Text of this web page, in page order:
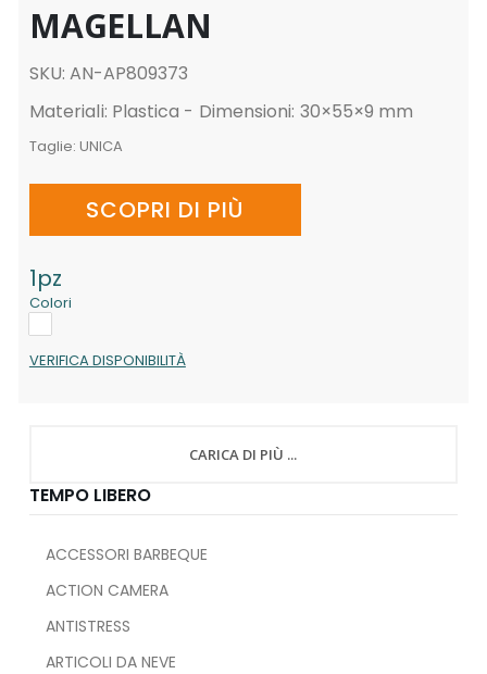
MAGELLAN
SKU: AN-AP809373
Materiali: Plastica - Dimensioni: 30×55×9 mm
Taglie: UNICA
SCOPRI DI PIÙ
1pz
Colori
VERIFICA DISPONIBILITÀ
CARICA DI PIÙ ...
TEMPO LIBERO
ACCESSORI BARBEQUE
ACTION CAMERA
ANTISTRESS
ARTICOLI DA NEVE